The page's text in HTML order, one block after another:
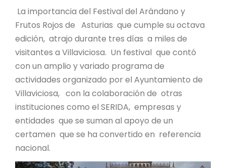
La importancia del Festival del Arándano y
Frutos Rojos de Asturias que cumple su octava
edición, atrajo durante tres días a miles de
visitantes a Villaviciosa. Un festival que contó
con un amplio y variado programa de
actividades organizado por el Ayuntamiento de
Villaviciosa, con la colaboración de otras
instituciones como el SERIDA, empresas y
entidades que se suman al apoyo de un
certamen que se ha convertido en referencia
nacional.